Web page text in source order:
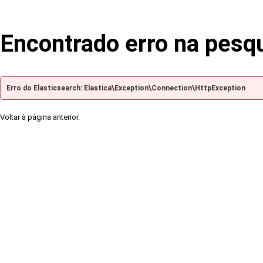
Encontrado erro na
Erro do Elasticsearch: Elastica\Exception\Connection\HttpException
Voltar à página anterior.